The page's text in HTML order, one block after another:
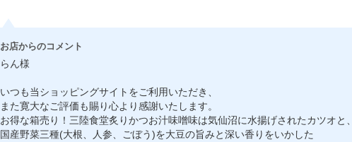
お店からのコメント
らん様
いつも当ショッピングサイトをご利用いただき、
また寛大なご評価も賜り心より感謝いたします。
お得な箱売り！三陸食堂炙りかつお汁味噌味は気仙沼に水揚げされたカツオと、
国産野菜三種(大根、人参、ごぼう)を大豆の旨みと深い香りをいかした